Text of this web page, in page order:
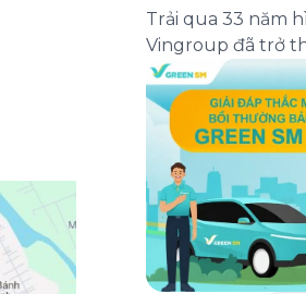
Trải qua 33 năm
Vingroup đã trở
nhân đa ngành
doanh nghiệp
bảng xếp hạng
Nhân kỷ niệm 33
đến 8/8/2026),